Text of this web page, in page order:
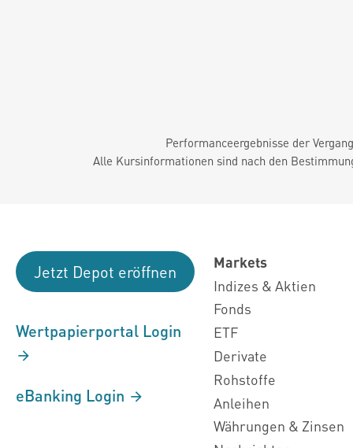
Performanceergebnisse der
Alle Kursinformationen sind nach den
Jetzt Depot eröffnen
Wertpapierportal Login
eBanking Login
Markets
Indizes & Aktien
Fonds
ETF
Derivate
Rohstoffe
Anleihen
Währungen & Zinsen